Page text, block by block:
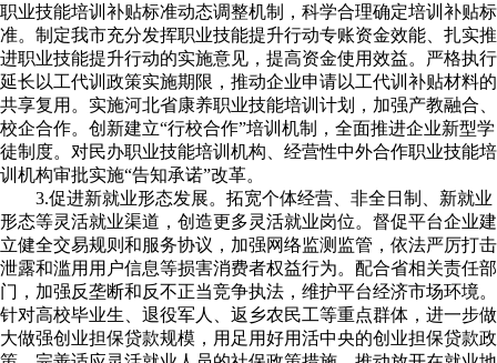
职业技能培训补贴标准动态调整机制，科学合理确定培训补贴标
准。制定我市充分发挥职业技能提升行动专账资金效能、扎实推
进职业技能提升行动的实施意见，提高资金使用效益。严格执行
延长以工代训政策实施期限，推动企业申请以工代训补贴材料的
共享复用。实施河北省康养职业技能培训计划，加强产教融合、
校企合作。创新建立“行校合作”培训机制，全面推进企业新型学
徒制度。对民办职业技能培训机构、经营性中外合作职业技能培
训机构审批实施“告知承诺”改革。
3.促进新就业形态发展。拓宽个体经营、非全日制、新就业
形态等灵活就业渠道，创造更多灵活就业岗位。督促平台企业建
立健全交易规则和服务协议，加强网络监测监管，依法严厉打击
泄露和滥用用户信息等损害消费者权益行为。配合省相关责任部
门，加强反垄断和反不正当竞争执法，维护平台经济市场环境。
针对高校毕业生、退役军人、返乡农民工等重点群体，进一步做
大做强创业担保贷款规模，用足用好用活中央的创业担保贷款政